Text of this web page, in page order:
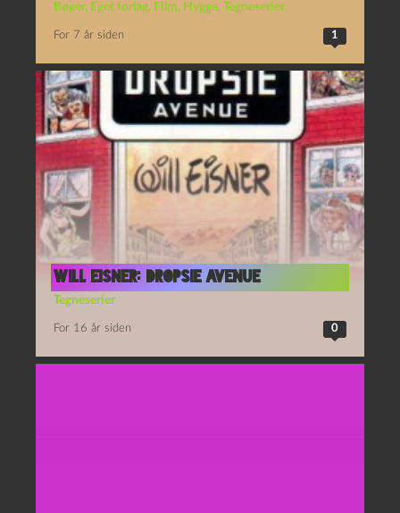
Bøger, Eget forlag, Film, Hygge, Tegneserier
For 7 år siden 1
Will Eisner: Dropsie Avenue
Tegneserier
For 16 år siden 0